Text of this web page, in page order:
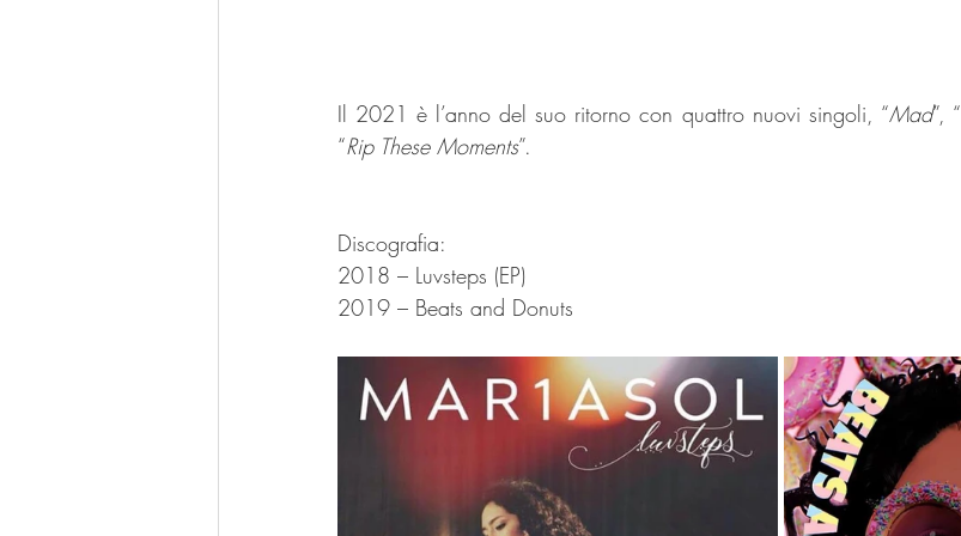
Il 2021 è l’anno del suo ritorno con quattro nuovi singoli, “Mad”, “
“Rip These Moments”.
Discografia:
2018 – Luvsteps (EP)
2019 – Beats and Donuts